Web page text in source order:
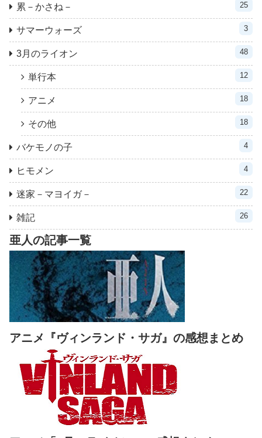
累－かさね－ 25
サマーウォーズ 3
3月のライオン 48
単行本 12
アニメ 18
その他 18
バケモノの子 4
ヒモメン 4
迷家－マヨイガ－ 22
雑記 26
亜人の記事一覧
アニメ『ヴィンランド・サガ』の感想まとめ